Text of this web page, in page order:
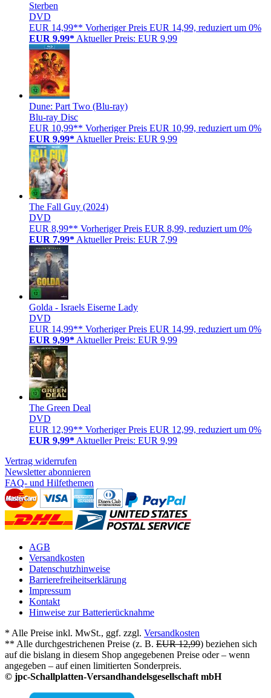
Sterben
DVD
EUR 14,99** Vorheriger Preis EUR 14,99, reduziert um 0%
EUR 9,99* Aktueller Preis: EUR 9,99
Dune: Part Two (Blu-ray)
Blu-ray Disc
EUR 10,99** Vorheriger Preis EUR 10,99, reduziert um 0%
EUR 9,99* Aktueller Preis: EUR 9,99
The Fall Guy (2024)
DVD
EUR 8,99** Vorheriger Preis EUR 8,99, reduziert um 0%
EUR 7,99* Aktueller Preis: EUR 7,99
Golda - Israels Eiserne Lady
DVD
EUR 14,99** Vorheriger Preis EUR 14,99, reduziert um 0%
EUR 9,99* Aktueller Preis: EUR 9,99
The Green Deal
DVD
EUR 12,99** Vorheriger Preis EUR 12,99, reduziert um 0%
EUR 9,99* Aktueller Preis: EUR 9,99
Vertrag widerrufen
Newsletter abonnieren
FAQ- und Hilfethemen
AGB
Versandkosten
Datenschutzhinweise
Barrierefreiheitserklärung
Impressum
Kontakt
Hinweise zur Batterierücknahme
* Alle Preise inkl. MwSt., ggf. zzgl. Versandkosten
** Alle durchgestrichenen Preise (z. B. EUR 12,99) beziehen sich
auf die bislang in diesem Shop angegebenen Preise oder – wenn
angegeben – auf einen limitierten Sonderpreis.
© jpc-Schallplatten-Versandhandelsgesellschaft mbH